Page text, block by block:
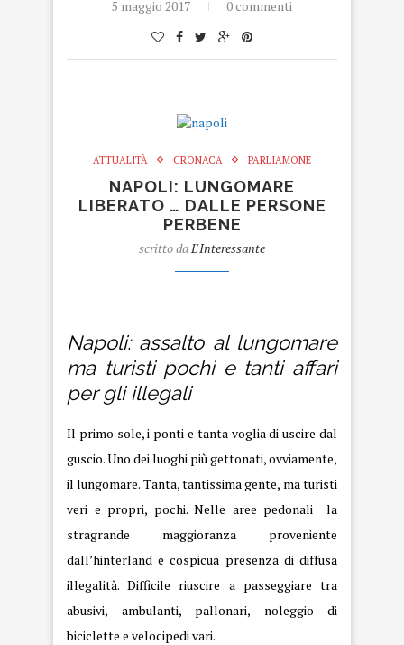
5 maggio 2017 0 commenti
ATTUALITÀ CRONACA PARLIAMONE
NAPOLI: LUNGOMARE
LIBERATO … DALLE PERSONE
PERBENE
scritto da L'Interessante
Napoli: assalto al lungomare
ma turisti pochi e tanti affari
per gli illegali
Il primo sole, i ponti e tanta voglia di uscire dal
guscio. Uno dei luoghi più gettonati, ovviamente,
il lungomare. Tanta, tantissima gente, ma turisti
veri e propri, pochi. Nelle aree pedonali la
stragrande maggioranza proveniente
dall’hinterland e cospicua presenza di diffusa
illegalità. Difficile riuscire a passeggiare tra
abusivi, ambulanti, pallonari, noleggio di
biciclette e velocipedi vari.